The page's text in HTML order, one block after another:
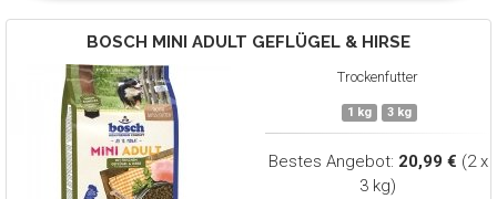
BOSCH MINI ADULT GEFLÜGEL & HIRSE
Trockenfutter
1 kg 3 kg
Bestes Angebot: 20,99 € (2 x
3 kg)